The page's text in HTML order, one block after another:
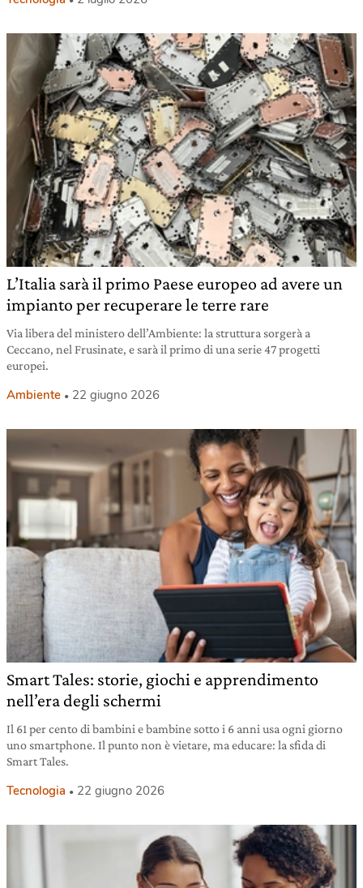
L’Italia sarà il primo Paese europeo ad avere un
impianto per recuperare le terre rare
Via libera del ministero dell’Ambiente: la struttura sorgerà a
Ceccano, nel Frusinate, e sarà il primo di una serie 47 progetti
europei.
Ambiente 22 giugno 2026
Smart Tales: storie, giochi e apprendimento
nell’era degli schermi
Il 61 per cento di bambini e bambine sotto i 6 anni usa ogni giorno
uno smartphone. Il punto non è vietare, ma educare: la sfida di
Smart Tales.
Tecnologia 22 giugno 2026